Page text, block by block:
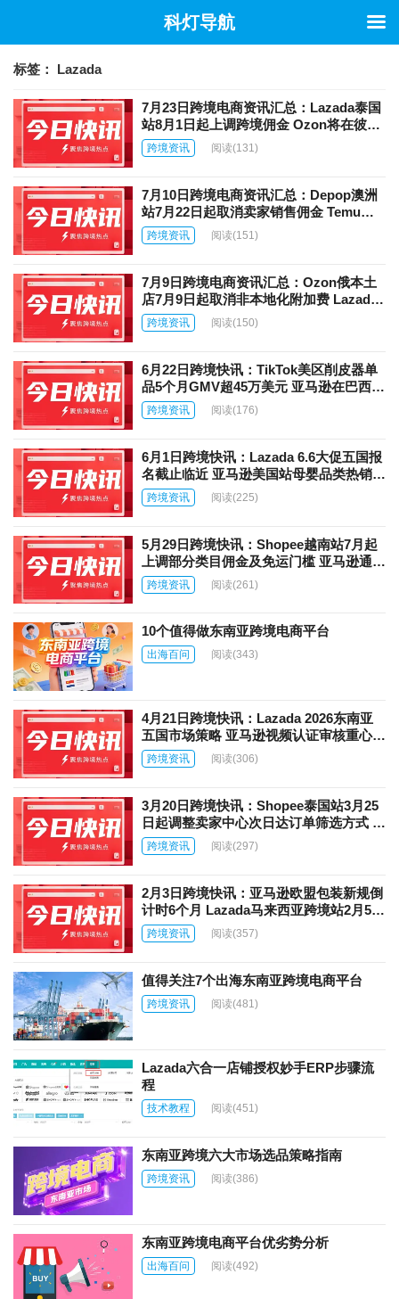
标签： Lazada
7月23日跨境电商资讯汇总：Lazada泰国
站8月1日起上调跨境佣金 Ozon将在彼尔
姆边疆区建设4万平方米大件物流中心
跨境资讯 阅读(131)
7月10日跨境电商资讯汇总：Depop澳洲
站7月22日起取消卖家销售佣金 Temu首
次跻身瑞士电商前五
跨境资讯 阅读(151)
7月9日跨境电商资讯汇总：Ozon俄本土
店7月9日起取消非本地化附加费 Lazada
跨境店7月12日上线店铺健康中心
跨境资讯 阅读(150)
6月22日跨境快讯：TikTok美区削皮器单
品5个月GMV超45万美元 亚马逊在巴西推
出生成式AI语音助手Alexa+
跨境资讯 阅读(176)
6月1日跨境快讯：Lazada 6.6大促五国报
名截止临近 亚马逊美国站母婴品类热销产
品曝光
跨境资讯 阅读(225)
5月29日跨境快讯：Shopee越南站7月起
上调部分类目佣金及免运门槛 亚马逊通过
AWS向第三方零售商开放AI购物技术
跨境资讯 阅读(261)
10个值得做东南亚跨境电商平台
出海百问 阅读(343)
4月21日跨境快讯：Lazada 2026东南亚
五国市场策略 亚马逊视频认证审核重心转
向行为与关系真实性核查
跨境资讯 阅读(306)
3月20日跨境快讯：Shopee泰国站3月25
日起调整卖家中心次日达订单筛选方式 亚
马逊向卖家发放3月5日广告故障补偿
跨境资讯 阅读(297)
2月3日跨境快讯：亚马逊欧盟包装新规倒
计时6个月 Lazada马来西亚跨境站2月5日
起调整佣金费率
跨境资讯 阅读(357)
值得关注7个出海东南亚跨境电商平台
跨境资讯 阅读(481)
Lazada六合一店铺授权妙手ERP步骤流
程
技术教程 阅读(451)
东南亚跨境六大市场选品策略指南
跨境资讯 阅读(386)
东南亚跨境电商平台优劣势分析
出海百问 阅读(492)
科灯导航